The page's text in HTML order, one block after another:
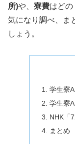
所)や、 寮費はど
気になり調べ、ま
しょう。
学生寮
学生寮
NHK「
まとめ